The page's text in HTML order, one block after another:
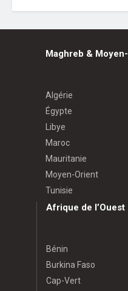
Maghreb &
Algérie
Égypte
Libye
Maroc
Mauritanie
Moyen-Orient
Tunisie
Afrique de l’Ouest
Bénin
Burkina Faso
Cap-Vert